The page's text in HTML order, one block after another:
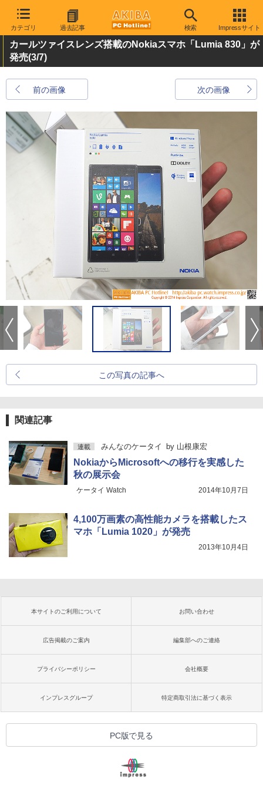
カテゴリ 過去記事 検索 Impressサイト
カールツァイスレンズ搭載のNokiaスマホ「Lumia 830」が
発売(3/7)
前の画像 次の画像
この写真の記事へ
関連記事
連載 みんなのケータイ by 山根康宏
NokiaからMicrosoftへの移行を実感した
秋の展示会
ケータイ Watch 2014年10月7日
4,100万画素の高性能カメラを搭載したス
マホ「Lumia 1020」が発売
2013年10月4日
本サイトのご利用について お問い合わせ
広告掲載のご案内 編集部へのご連絡
プライバシーポリシー 会社概要
インプレスグループ 特定商取引法に基づく表示
PC版で見る